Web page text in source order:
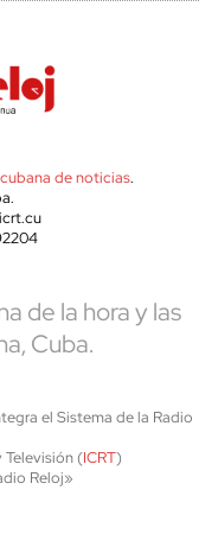
de noticias.
de la hora y las
Cuba.
el Sistema de la Radio
(ICRT)
Reloj»